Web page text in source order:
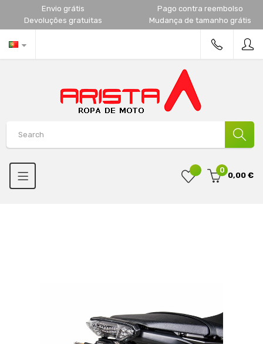
Envio grátis
Pago contra reembolso
Devoluções gratuitas
Mudança de tamanho grátis
0
0,00 €